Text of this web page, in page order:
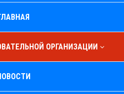
ОРГАНИЗАЦИИ